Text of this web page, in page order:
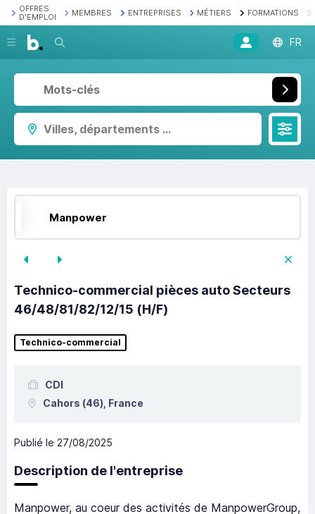
OFFRES
D'EMPLOI
MEMBRES ENTREPRISES MÉTIERS FORMATIONS
Recherche FR
Villes, départements ...
Manpower
Technico-commercial pièces auto Secteurs
46/48/81/82/12/15 (H/F)
Technico-commercial
CDI
Cahors (46), France
Publié le 27/08/2025
Description de l'entreprise
Manpower, au coeur des activités de ManpowerGroup,